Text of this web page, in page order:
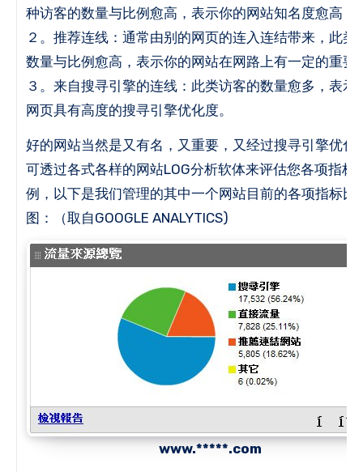
种访客的数量与比例愈高，表示你的网站知名度愈高
２。推荐连线：通常由别的网页的连入连结带来，此类
数量与比例愈高，表示你的网站在网路上有一定的重要
３。来自搜寻引擎的连线：此类访客的数量愈多，表示
网页具有高度的搜寻引擎优化度。
好的网站当然是又有名，又重要，又经过搜寻引擎优化
可透过各式各样的网站LOG分析软体来评估您各项指标
例，以下是我们管理的其中一个网站目前的各项指标比
图：（取自GOOGLE ANALYTICS)
www.*****.com